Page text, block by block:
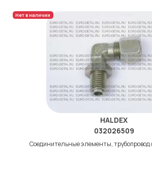
Нет в наличии
HALDEX
032026509
Соединительные элементы, трубопровод